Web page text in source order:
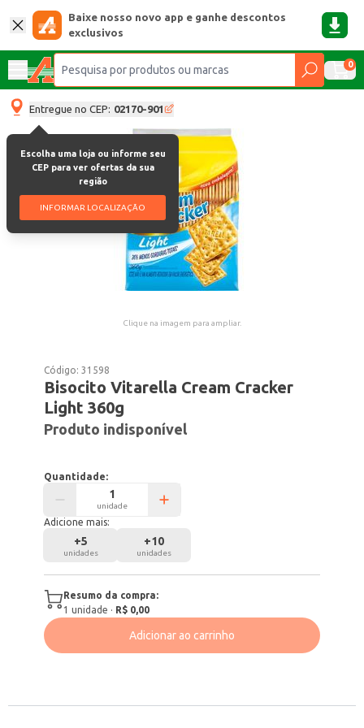
Baixe nosso novo app e ganhe descontos
exclusivos
0
Entregue no CEP: 02170-901
Escolha uma loja ou informe seu
CEP para ver ofertas da sua
região
INFORMAR LOCALIZAÇÃO
Clique na imagem para ampliar.
Código:31598
Bisocito Vitarella Cream Cracker
Light 360g
Produto indisponível
Quantidade:
unidade
Adicione mais:
+5
unidades
+10
unidades
Resumo da compra:
1 unidade · R$ 0,00
Adicionar ao carrinho